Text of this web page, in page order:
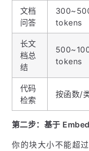
文档
问答
tokens
长文
档总
结
tokens
代码
检索
按函数/
第二步：基于
你的块大小不能超